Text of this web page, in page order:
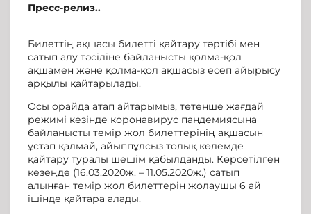
Пресс-релиз..
Билеттің ақшасы билетті қайтару тәртібі мен
сатып алу тәсіліне байланысты қолма-қол
ақшамен және қолма-қол ақшасыз есеп айырысу
арқылы қайтарылады.
Осы орайда атап айтарымыз, төтенше жағдай
режимі кезінде коронавирус пандемиясына
байланысты темір жол билеттерінің ақшасын
ұстап қалмай, айыппұлсыз толық көлемде
қайтару туралы шешім қабылданды. Көрсетілген
кезеңде (16.03.2020ж. – 11.05.2020ж.) сатып
алынған темір жол билеттерін жолаушы 6 ай
ішінде қайтара алады.